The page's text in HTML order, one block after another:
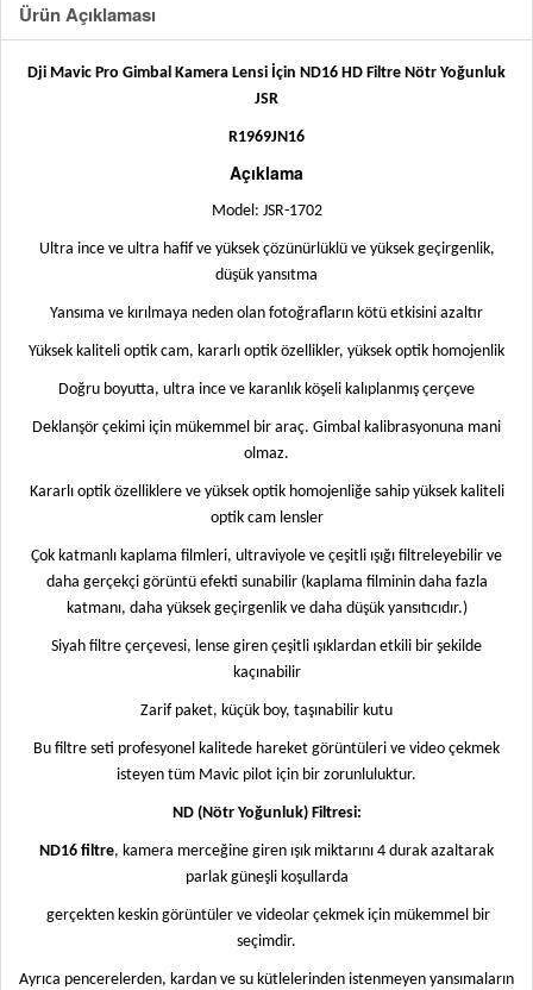
Ürün Açıklaması
Dji Mavic Pro Gimbal Kamera Lensi İçin ND16 HD Filtre Nötr Yoğunluk
JSR
R1969JN16
Açıklama
Model: JSR-1702
Ultra ince ve ultra hafif ve yüksek çözünürlüklü ve yüksek geçirgenlik,
düşük yansıtma
Yansıma ve kırılmaya neden olan fotoğrafların kötü etkisini azaltır
Yüksek kaliteli optik cam, kararlı optik özellikler, yüksek optik homojenlik
Doğru boyutta, ultra ince ve karanlık köşeli kalıplanmış çerçeve
Deklanşör çekimi için mükemmel bir araç. Gimbal kalibrasyonuna mani
olmaz.
Kararlı optik özelliklere ve yüksek optik homojenliğe sahip yüksek kaliteli
optik cam lensler
Çok katmanlı kaplama filmleri, ultraviyole ve çeşitli ışığı filtreleyebilir ve
daha gerçekçi görüntü efekti sunabilir (kaplama filminin daha fazla
katmanı, daha yüksek geçirgenlik ve daha düşük yansıtıcıdır.)
Siyah filtre çerçevesi, lense giren çeşitli ışıklardan etkili bir şekilde
kaçınabilir
Zarif paket, küçük boy, taşınabilir kutu
Bu filtre seti profesyonel kalitede hareket görüntüleri ve video çekmek
isteyen tüm Mavic pilot için bir zorunluluktur.
ND (Nötr Yoğunluk) Filtresi:
ND16 filtre, kamera merceğine giren ışık miktarını 4 durak azaltarak
parlak güneşli koşullarda
gerçekten keskin görüntüler ve videolar çekmek için mükemmel bir
seçimdir.
Ayrıca pencerelerden, kardan ve su kütlelerinden istenmeyen yansımaların